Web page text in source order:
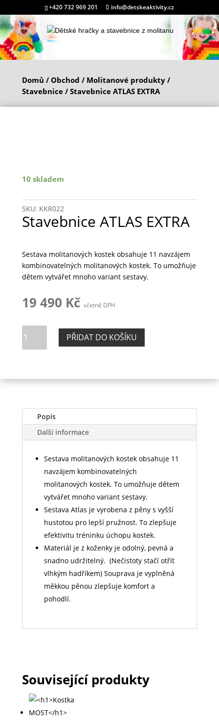
+420 732 969 201 info@detskeaktivity.cz
Domů / Obchod / Molitanové produkty/
Stavebnice/ Stavebnice ATLAS EXTRA
10 skladem
SKU: KKR022
Stavebnice ATLAS EXTRA
Sestava molitanových kostek obsahuje 11 navzájem
kombinovatelných molitanových kostek. To umožňuje
dětem vytvářet mnoho variant sestavy.
19 490 Kč včetně DPH
ATLAS
PŘIDAT DO KOŠÍKU
Popis
Další informace
Sestava molitanových kostek obsahuje 11
navzájem kombinovatelných
molitanových kostek. To umožňuje dětem
vytvářet mnoho variant sestavy.
Sestava Atlas je vyrobena z pěny s vyšší
hustotou pro lepší pružnost. To zlepšuje
efektivitu tréninku úchopu kostek.
Materiál je z koženky je odolný, pevná a
snadno udržitelný. (Nečistoty stačí otřít
vlhkým hadříkem) Souprava je vyplněná
měkkou pěnou zlepšuje komfort a
pohodlí.
Související produkty